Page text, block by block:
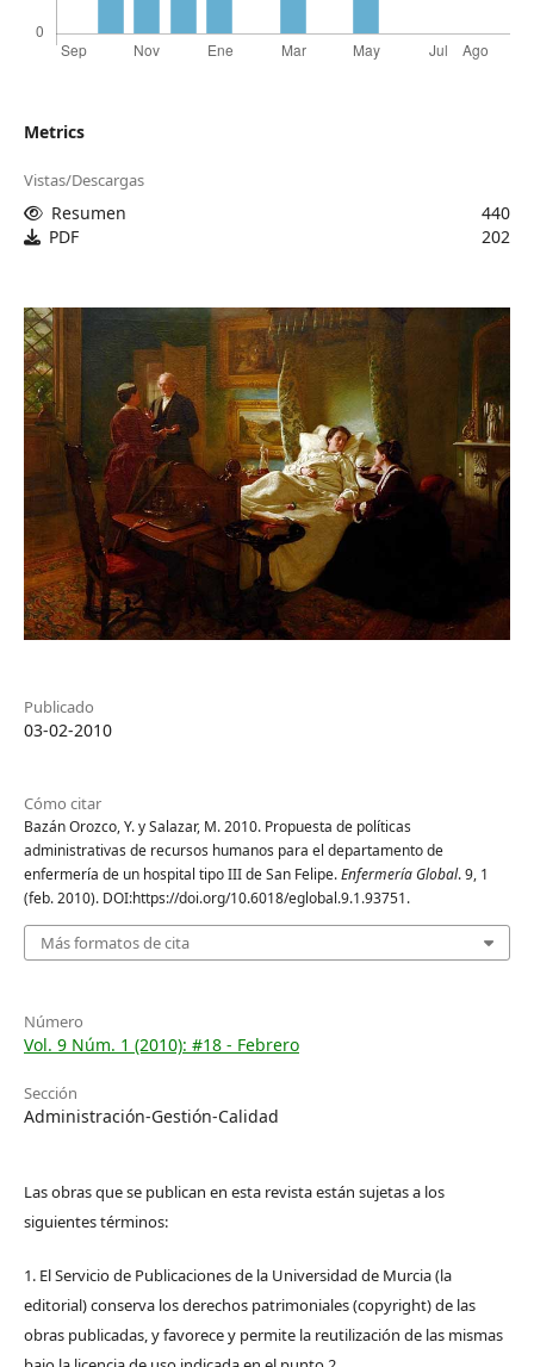
Metrics
Vistas/Descargas
Resumen
440
PDF
202
Publicado
03-02-2010
Cómo citar
Bazán Orozco, Y. y Salazar, M. 2010. Propuesta de políticas
administrativas de recursos humanos para el departamento de
enfermería de un hospital tipo III de San Felipe.Enfermería Global. 9, 1
(feb. 2010). DOI:https://doi.org/10.6018/eglobal.9.1.93751.
Más formatos de cita
Número
Vol. 9 Núm. 1 (2010): #18 - Febrero
Sección
Administración-Gestión-Calidad
Las obras que se publican en esta revista están sujetas a los
siguientes términos:
1. El Servicio de Publicaciones de la Universidad de Murcia (la
editorial) conserva los derechos patrimoniales (copyright) de las
obras publicadas, y favorece y permite la reutilización de las mismas